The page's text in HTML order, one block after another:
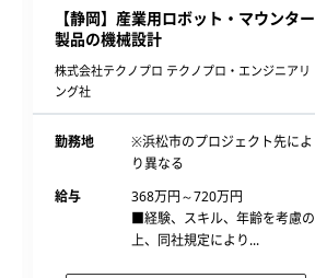
【静岡】産業用ロボット・マウンター
製品の機械設計
株式会社テクノプロ テクノプロ・エンジニアリ
ング社
勤務地
※浜松市のプロジェクト先によ
り異なる
給与
368万円～720万円
■経験、スキル、年齢を考慮の
上、同社規定により...